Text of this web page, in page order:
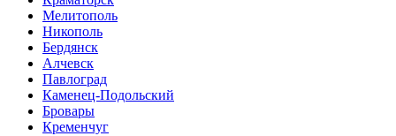
Мелитополь
Никополь
Бердянск
Алчевск
Павлоград
Каменец-Подольский
Бровары
Кременчуг